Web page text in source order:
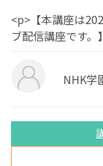
<p>【本講座は
ブ配信講座です
NHK学